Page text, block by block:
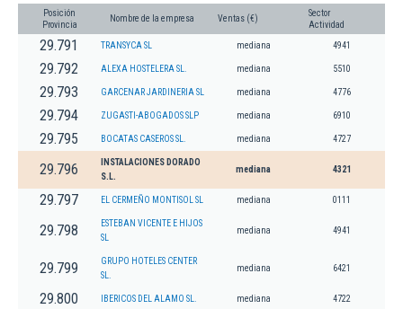
Posición
Provincia
Nombre de la empresa Ventas (€)
Sector
Actividad
29.791 TRANSYCA SL mediana 4941
29.792 ALEXA HOSTELERA SL. mediana 5510
29.793 GARCENAR JARDINERIA SL mediana 4776
29.794 ZUGASTI-ABOGADOS SLP mediana 6910
29.795 BOCATAS CASEROS SL. mediana 4727
29.796
INSTALACIONES DORADO
S.L.
mediana 4321
29.797 EL CERMEÑO MONTISOL SL mediana 0111
29.798
ESTEBAN VICENTE E HIJOS
SL
mediana 4941
29.799
GRUPO HOTELES CENTER
SL.
mediana 6421
29.800 IBERICOS DEL ALAMO SL. mediana 4722